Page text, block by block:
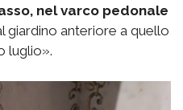
nel varco pedonale
giardino anteriore a quello
luglio».